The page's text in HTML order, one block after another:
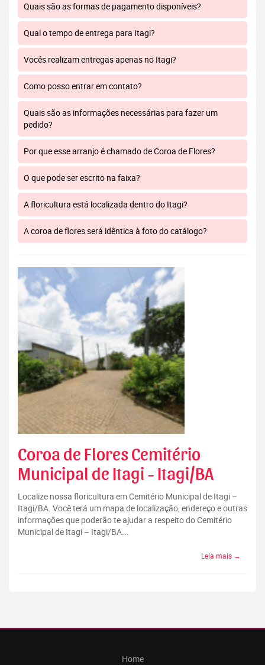
Quais são as formas de pagamento disponíveis?
Qual o tempo de entrega para Itagi?
Vocês realizam entregas apenas no Itagi?
Como posso entrar em contato?
Quais são as informações necessárias para fazer um
pedido?
Por que esse arranjo é chamado de Coroa de Flores?
O que pode ser escrito na faixa?
A floricultura está localizada dentro do Itagi?
A coroa de flores será idêntica à foto do catálogo?
Coroa de Flores Cemitério
Municipal de Itagi - Itagi/BA
Localize nossa floricultura em Cemitério Municipal de Itagi –
Itagi/BA. Você terá um mapa de localização, endereço e outras
informações que poderão te ajudar a respeito do Cemitério
Municipal de Itagi – Itagi/BA...
Leia mais →
Home